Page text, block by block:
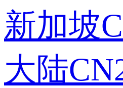
新加坡
大陆